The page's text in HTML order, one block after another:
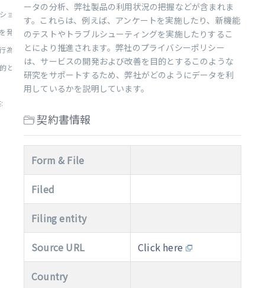
ョンを行う手段の提供:
発見するための支援:
為の撲滅、および利用者コミ...
とした先進技術の使用と開発...
ータの分析、弊社製品の利用状況の把握などが含まれま
す。これらは、例えば、アンケートを実施したり、新機能
のテストやトラブルシューティングを実施したりするこ
とにより推進されます。弊社のプライバシーポリシー
は、サービスの開発および改善を目的とするこのような
研究をサポートするため、弊社がどのようにデータを利
用しているかを説明しています。
契約書情報
Form & File
Filed
Filing entity
Source URL Click here
Country